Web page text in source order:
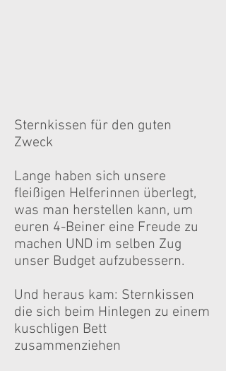
Sternkissen für den guten
Zweck
Lange haben sich unsere
fleißigen Helferinnen überlegt,
was man herstellen kann, um
euren 4-Beiner eine Freude zu
machen UND im selben Zug
unser Budget aufzubessern.
Und heraus kam: Sternkissen
die sich beim Hinlegen zu einem
kuschligen Bett
zusammenziehen